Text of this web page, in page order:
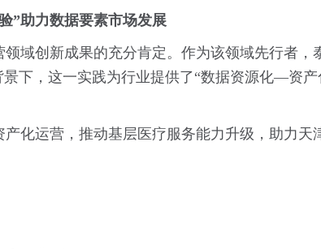
”助力数据要素市场发展
域创新成果的充分肯定。作为该领域先行者，
下，这一实践为行业提供了“数据资源化—资
化运营，推动基层医疗服务能力升级，助力天